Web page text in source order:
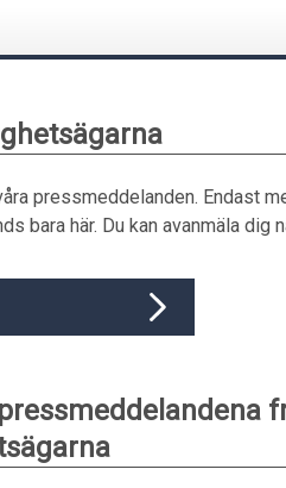
pressmeddelanden. Endast
bara här. Du kan avanmäla dig